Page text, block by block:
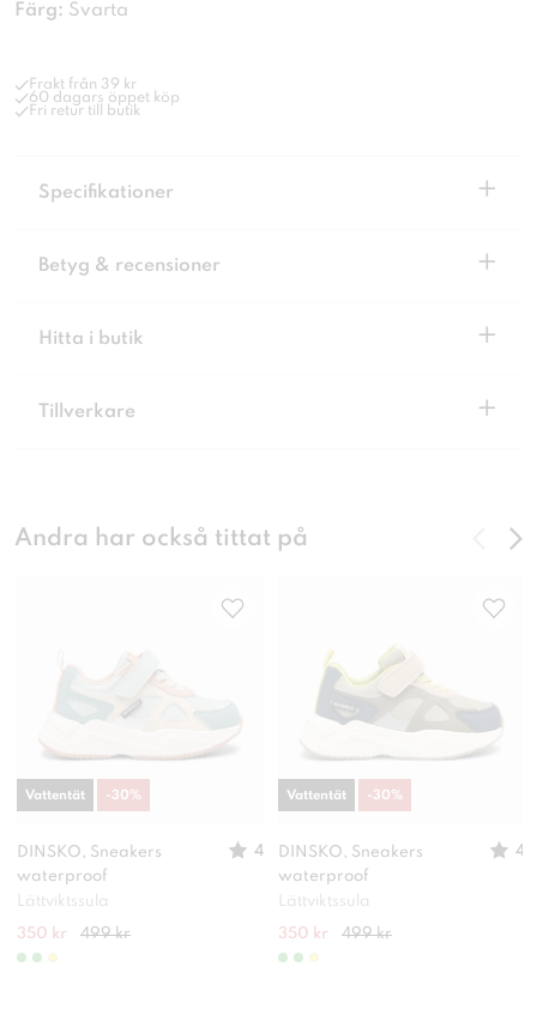
Färg: Svarta
Frakt från 39 kr
60 dagars öppet köp
Fri retur till butik
Specifikationer +
Betyg & recensioner +
Hitta i butik +
Tillverkare +
Andra har också tittat på
DINSKO, Sneakers
waterproof
4
Lättviktssula
350 kr 499 kr
Vattentät -30%
DINSKO, Sneakers
waterproof
4
Lättviktssula
350 kr 499 kr
Vattentät -30%